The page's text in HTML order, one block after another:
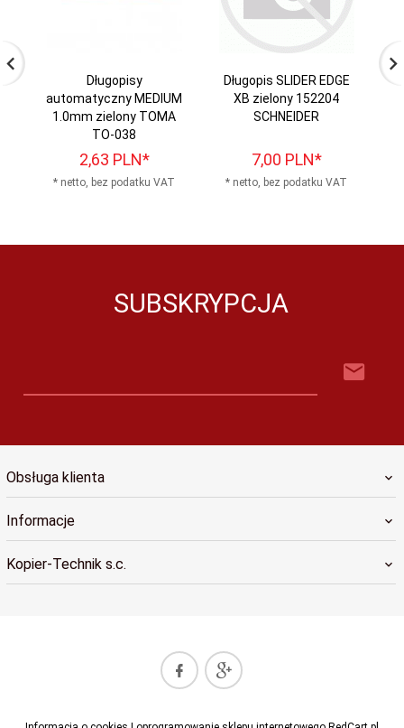
Długopisy
automatyczny MEDIUM
1.0mm zielony TOMA
TO-038
2,63 PLN*
* netto, bez podatku VAT
Długopis SLIDER EDGE
XB zielony 152204
SCHNEIDER
7,00 PLN*
* netto, bez podatku VAT
SUBSKRYPCJA
Obsługa klienta
Informacje
Kopier-Technik s.c.